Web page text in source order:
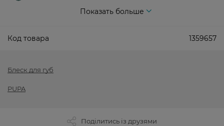
Показать больше
Код товара 1359657
Блеск для губ
PUPA
Поділитись із друзями